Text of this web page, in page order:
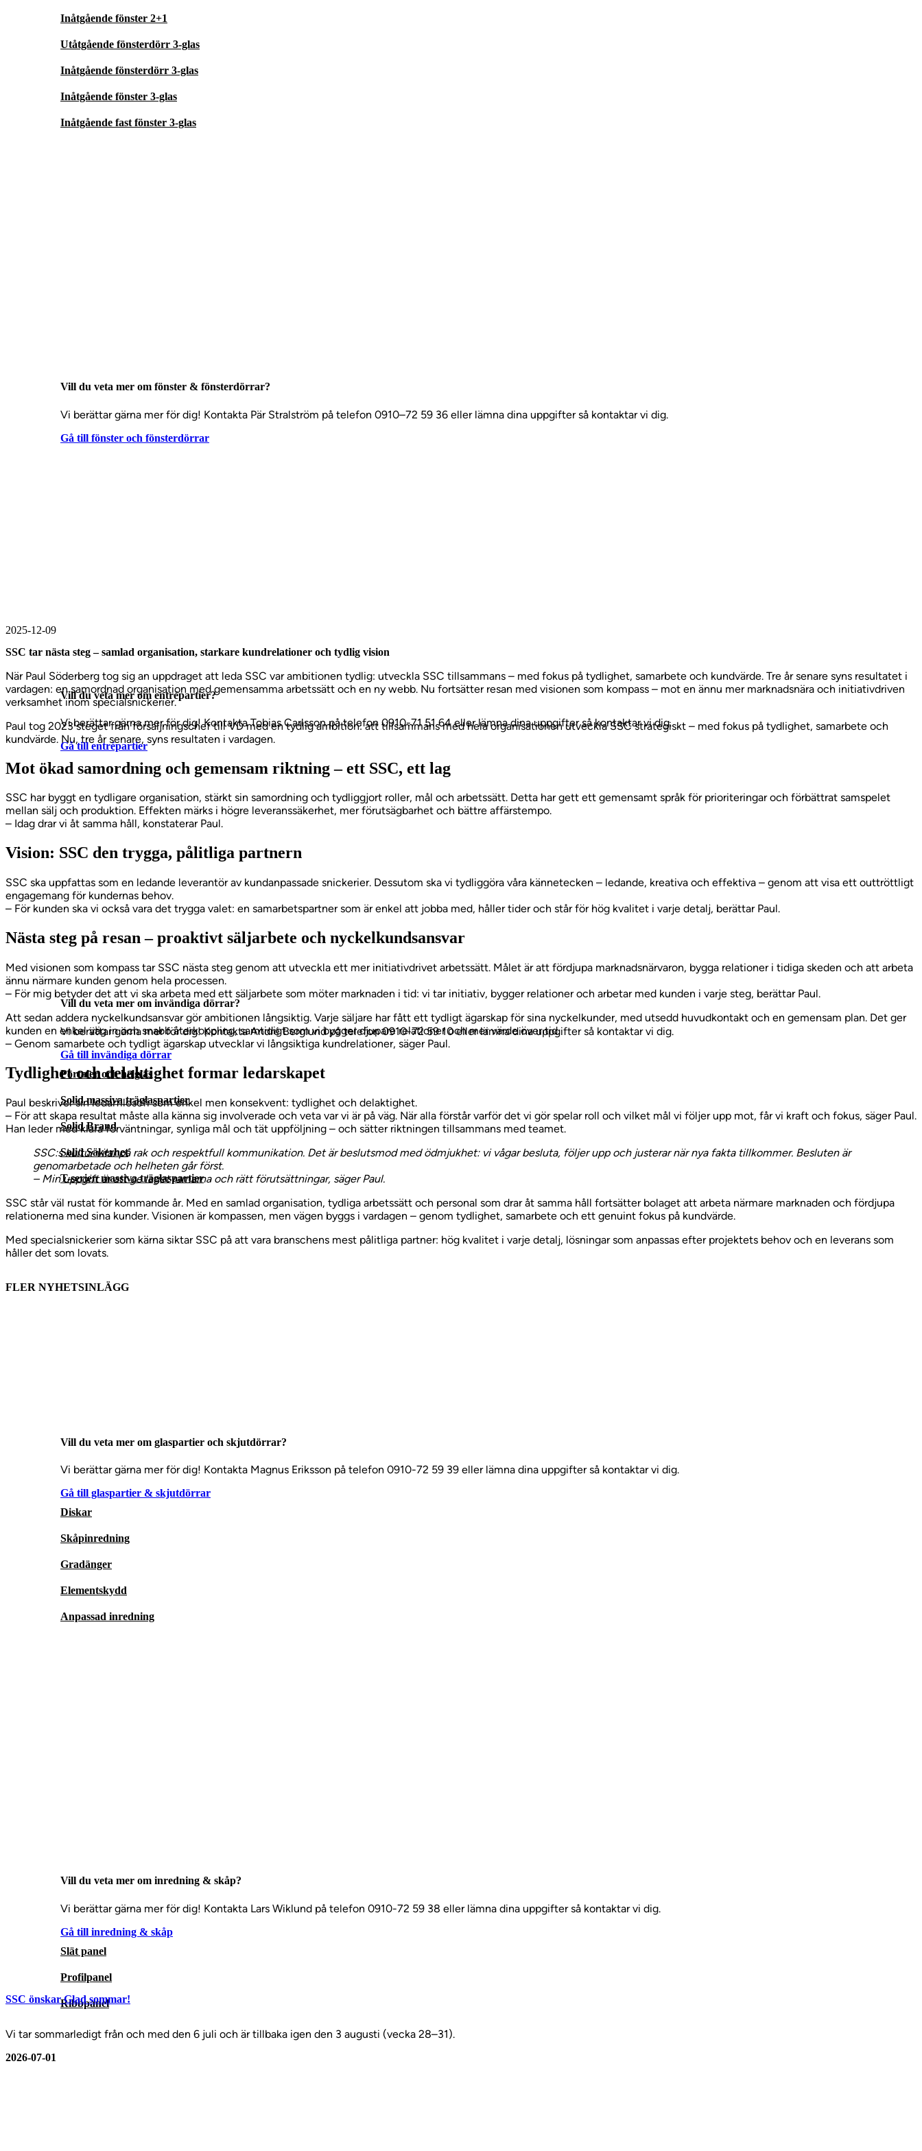
Inåtgående fönster 2+1
Utåtgående fönsterdörr 3-glas
Inåtgående fönsterdörr 3-glas
Inåtgående fönster 3-glas
Inåtgående fast fönster 3-glas
Vill du veta mer om fönster & fönsterdörrar?
Vi berättar gärna mer för dig! Kontakta Pär Stralström på telefon 0910–72 59 36 eller lämna dina uppgifter så kontaktar vi dig.
Gå till fönster och fönsterdörrar
Vill du veta mer om entrépartier?
Vi berättar gärna mer för dig! Kontakta Tobias Carlsson på telefon 0910-71 51 64 eller lämna dina uppgifter så kontaktar vi dig.
Gå till entrépartier
Vill du veta mer om invändiga dörrar?
Vi berättar gärna mer för dig! Kontakta André Berglund på telefon 0910-72 59 10 eller lämna dina uppgifter så kontaktar vi dig.
Gå till invändiga dörrar
Portaler och helglas
Solid massiva träglaspartier
Solid Brand
Solid Säkerhet
T-serien massiva träglaspartier
Vill du veta mer om glaspartier och skjutdörrar?
Vi berättar gärna mer för dig! Kontakta Magnus Eriksson på telefon 0910-72 59 39 eller lämna dina uppgifter så kontaktar vi dig.
Gå till glaspartier & skjutdörrar
Diskar
Skåpinredning
Gradänger
Elementskydd
Anpassad inredning
Vill du veta mer om inredning & skåp?
Vi berättar gärna mer för dig! Kontakta Lars Wiklund på telefon 0910-72 59 38 eller lämna dina uppgifter så kontaktar vi dig.
Gå till inredning & skåp
Slät panel
Profilpanel
Ribbpanel
2025-12-09
SSC tar nästa steg – samlad organisation, starkare kundrelationer och tydlig vision
När Paul Söderberg tog sig an uppdraget att leda SSC var ambitionen tydlig: utveckla SSC tillsammans – med fokus på tydlighet, samarbete och kundvärde. Tre år senare syns resultatet i
vardagen: en samordnad organisation med gemensamma arbetssätt och en ny webb. Nu fortsätter resan med visionen som kompass – mot en ännu mer marknadsnära och initiativdriven
verksamhet inom specialsnickerier.
Paul tog 2023 steget från försäljningschef till VD med en tydlig ambition: att tillsammans med hela organisationen utveckla SSC strategiskt – med fokus på tydlighet, samarbete och
kundvärde. Nu, tre år senare, syns resultaten i vardagen.
Mot ökad samordning och gemensam riktning – ett SSC, ett lag
SSC har byggt en tydligare organisation, stärkt sin samordning och tydliggjort roller, mål och arbetssätt. Detta har gett ett gemensamt språk för prioriteringar och förbättrat samspelet
mellan sälj och produktion. Effekten märks i högre leveranssäkerhet, mer förutsägbarhet och bättre affärstempo.
– Idag drar vi åt samma håll, konstaterar Paul.
Vision: SSC den trygga, pålitliga partnern
SSC ska uppfattas som en ledande leverantör av kundanpassade snickerier. Dessutom ska vi tydliggöra våra kännetecken – ledande, kreativa och effektiva – genom att visa ett outtröttligt
engagemang för kundernas behov.
– För kunden ska vi också vara det trygga valet: en samarbetspartner som är enkel att jobba med, håller tider och står för hög kvalitet i varje detalj, berättar Paul.
Nästa steg på resan – proaktivt säljarbete och nyckelkundsansvar
Med visionen som kompass tar SSC nästa steg genom att utveckla ett mer initiativdrivet arbetssätt. Målet är att fördjupa marknadsnärvaron, bygga relationer i tidiga skeden och att arbeta
ännu närmare kunden genom hela processen.
– För mig betyder det att vi ska arbeta med ett säljarbete som möter marknaden i tid: vi tar initiativ, bygger relationer och arbetar med kunden i varje steg, berättar Paul.
Att sedan addera nyckelkundsansvar gör ambitionen långsiktig. Varje säljare har fått ett tydligt ägarskap för sina nyckelkunder, med utsedd huvudkontakt och en gemensam plan. Det ger
kunden en enkel väg in och snabb återkoppling, samtidigt som vi bygger djupare relationer och mer värde över tid.
– Genom samarbete och tydligt ägarskap utvecklar vi långsiktiga kundrelationer, säger Paul.
Tydlighet och delaktighet formar ledarskapet
Paul beskriver sin ledarfilosofi som enkel men konsekvent: tydlighet och delaktighet.
– För att skapa resultat måste alla känna sig involverade och veta var vi är på väg. När alla förstår varför det vi gör spelar roll och vilket mål vi följer upp mot, får vi kraft och fokus, säger Paul.
Han leder med klara förväntningar, synliga mål och tät uppföljning – och sätter riktningen tillsammans med teamet.
SSC:s kultur vilar på rak och respektfull kommunikation. Det är beslutsmod med ödmjukhet: vi vågar besluta, följer upp och justerar när nya fakta tillkommer. Besluten är
genomarbetade och helheten går först.
– Min uppgift är att ge laget ramarna och rätt förutsättningar, säger Paul.
SSC står väl rustat för kommande år. Med en samlad organisation, tydliga arbetssätt och personal som drar åt samma håll fortsätter bolaget att arbeta närmare marknaden och fördjupa
relationerna med sina kunder. Visionen är kompassen, men vägen byggs i vardagen – genom tydlighet, samarbete och ett genuint fokus på kundvärde.
Med specialsnickerier som kärna siktar SSC på att vara branschens mest pålitliga partner: hög kvalitet i varje detalj, lösningar som anpassas efter projektets behov och en leverans som
håller det som lovats.
FLER NYHETSINLÄGG
SSC önskar Glad sommar!
Vi tar sommarledigt från och med den 6 juli och är tillbaka igen den 3 augusti (vecka 28–31).
2026-07-01